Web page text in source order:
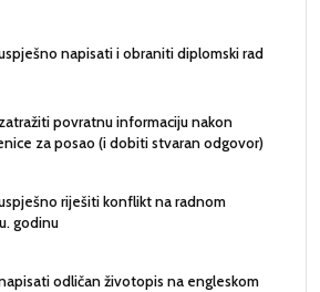
napisati i obraniti diplomski rad
povratnu informaciju nakon
za posao (i dobiti stvaran odgovor)
riješiti konflikt na radnom
godinu
odličan životopis na engleskom